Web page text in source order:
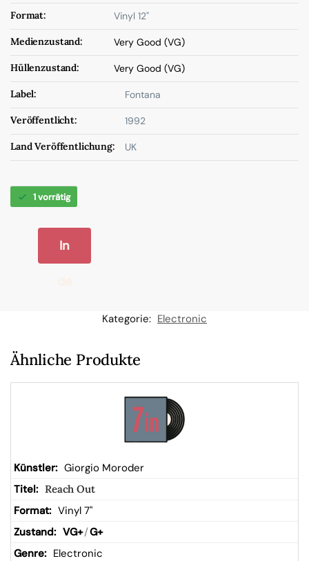
Format: Vinyl 12"
Medienzustand: Very Good (VG)
Hüllenzustand: Very Good (VG)
Label: Fontana
Veröffentlicht: 1992
Land Veröffentlichung: UK
1 vorrätig
In
W
kor
b
Kategorie: Electronic
Ähnliche Produkte
Giorgio Moroder
Reach Out
Vinyl 7"
VG+/G+
Electronic